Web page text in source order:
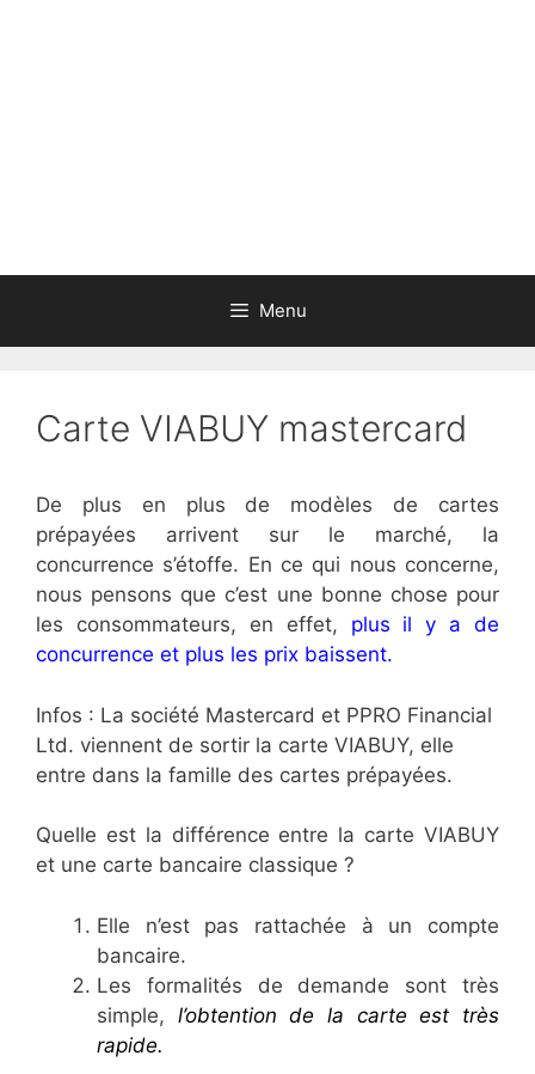
Menu
Carte VIABUY mastercard
De plus en plus de modèles de cartes
prépayées arrivent sur le marché, la
concurrence s’étoffe. En ce qui nous concerne,
nous pensons que c’est une bonne chose pour
les consommateurs, en effet, plus il y a de
concurrence et plus les prix baissent.
Infos : La société Mastercard et PPRO Financial
Ltd. viennent de sortir la carte VIABUY, elle
entre dans la famille des cartes prépayées.
Quelle est la différence entre la carte VIABUY
et une carte bancaire classique ?
Elle n’est pas rattachée à un compte
bancaire.
Les formalités de demande sont très
simple, l’obtention de la carte est très
rapide.